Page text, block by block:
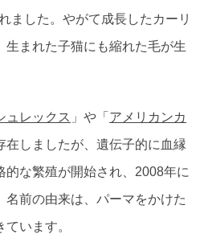
ました。やがて成長したカーリ
生まれた子猫にも縮れた毛が生
ュレックス 」や「 アメリカンカ
在しましたが、遺伝子的に血縁
的な繁殖が開始され、2008年に
名前の由来は、パーマをかけた
います。